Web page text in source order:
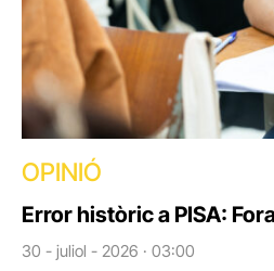
OPINIÓ
Error històric a PISA:
30 - juliol - 2026 · 03:00